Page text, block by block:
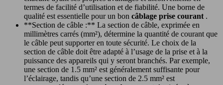
termes de facilité d’utilisation et de fiabilité. Une borne de
qualité est essentielle pour un bon câblage prise courant .
**Section de câble :** La section de câble, exprimée en
millimètres carrés (mm²), détermine la quantité de courant que
le câble peut supporter en toute sécurité. Le choix de la
section de câble doit être adapté à l’usage de la prise et à la
puissance des appareils qui y seront branchés. Par exemple,
une section de 1.5 mm² est généralement suffisante pour
l’éclairage, tandis qu’une section de 2.5 mm² est